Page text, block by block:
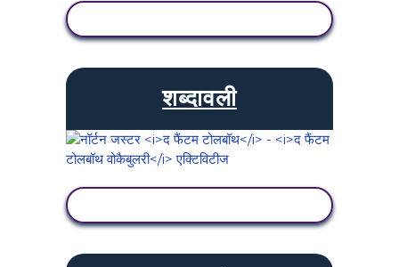
शब्दावली